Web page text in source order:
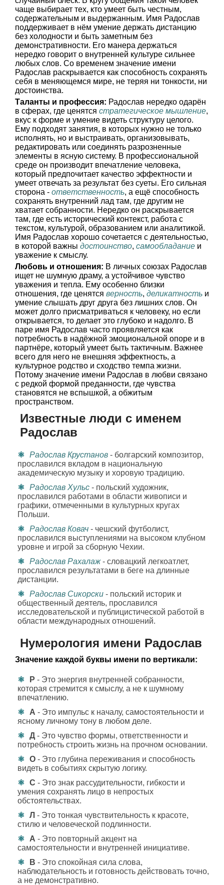
чаще выбирает тех, кто умеет быть честным,
содержательным и выдержанным. Имя Радослав
поддерживает в нём умение держать дистанцию
без холодности и быть заметным без
демонстративности. Его манера держаться
нередко говорит о внутренней культуре сильнее
любых слов. Со временем значение имени
Радослав раскрывается как способность сохранять
себя в меняющемся мире, не теряя ни тонкости, ни
достоинства.
Таланты и профессия: Радослав нередко одарён
в сферах, где ценятся стратегическое мышление,
вкус к форме и умение видеть структуру целого.
Ему подходят занятия, в которых нужно не только
исполнять, но и выстраивать, организовывать,
редактировать или соединять разрозненные
элементы в ясную систему. В профессиональной
среде он производит впечатление человека,
который предпочитает качество эффектности и
умеет отвечать за результат без суеты. Его сильная
сторона - ответственность, а ещё способность
сохранять внутренний лад там, где другим не
хватает собранности. Нередко он раскрывается
там, где есть исторический контекст, работа с
текстом, культурой, образованием или аналитикой.
Имя Радослав хорошо сочетается с деятельностью,
в которой важны достоинство, самообладание и
уважение к смыслу.
Любовь и отношения: В личных союзах Радослав
ищет не шумную драму, а устойчивое чувство
уважения и тепла. Ему особенно близки
отношения, где ценятся верность, деликатность и
умение слышать друг друга без лишних слов. Он
может долго присматриваться к человеку, но если
открывается, то делает это глубоко и надолго. В
паре имя Радослав часто проявляется как
потребность в надёжной эмоциональной опоре и в
партнёре, который умеет быть тактичным. Важнее
всего для него не внешняя эффектность, а
культурное родство и сходство темпа жизни.
Потому значение имени Радослав в любви связано
с редкой формой преданности, где чувства
становятся не вспышкой, а обжитым
пространством.
Известные люди с именем
Радослав
Радослав Крустанов - болгарский композитор,
прославился вкладом в национальную
академическую музыку и хоровую традицию.
Радослав Хульс - польский художник,
прославился работами в области живописи и
графики, отмеченными в культурных кругах
Польши.
Радослав Ковач - чешский футболист,
прославился выступлениями на высоком клубном
уровне и игрой за сборную Чехии.
Радослав Рахалаж- словацкий легкоатлет,
прославился результатами в беге на длинные
дистанции.
Радослав Сикорски - польский историк и
общественный деятель, прославился
исследовательской и публицистической работой в
области международных отношений.
Нумерология имени Радослав
Значение каждой буквы имени по вертикали:
Р - Это энергия внутренней собранности,
которая стремится к смыслу, а не к шумному
впечатлению.
А - Это импульс к началу, самостоятельности и
ясному личному тону в любом деле.
Д - Это чувство формы, ответственности и
потребность строить жизнь на прочном основании.
О - Это глубина переживания и способность
видеть в событиях скрытую логику.
С - Это знак рассудительности, гибкости и
умения сохранять лицо в непростых
обстоятельствах.
Л - Это тонкая чувствительность к красоте,
стилю и человеческой подлинности.
А - Это повторный акцент на
самостоятельности и внутренней инициативе.
В - Это спокойная сила слова,
наблюдательность и готовность действовать точно,
а не демонстративно.